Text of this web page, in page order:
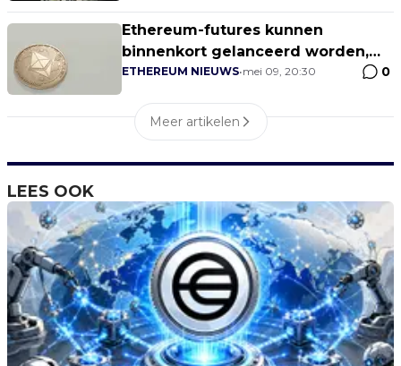
Ethereum-futures kunnen
binnenkort gelanceerd worden,
aldus analist
ETHEREUM NIEUWS•mei 09, 20:30 0
Meer artikelen
LEES OOK